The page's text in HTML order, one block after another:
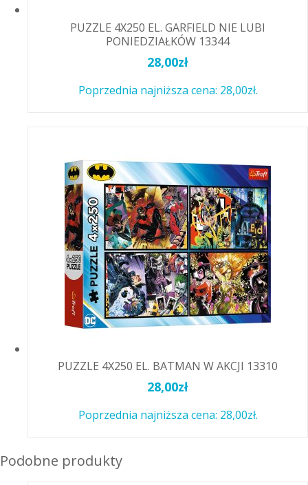
PUZZLE 4X250 EL. GARFIELD NIE LUBI
PONIEDZIAŁKÓW 13344
28,00zł
Poprzednia najniższa cena: 28,00zł.
PUZZLE 4X250 EL. BATMAN W AKCJI 13310
28,00zł
Poprzednia najniższa cena: 28,00zł.
Podobne produkty